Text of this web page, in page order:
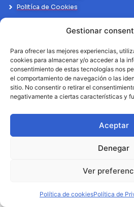
Gestionar
Para ofrecer las mejores experiencias,
cookies para almacenar y/o acceder a la
consentimiento de estas tecnologías nos
el comportamiento de navegación o las
sitio. No consentir o retirar el
negativamente a ciertas características y
Aceptar
Denegar
Ver
Política de cookiesPolítica de
Politíca de Cookies